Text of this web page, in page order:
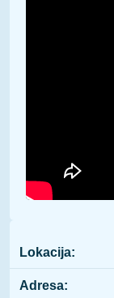
Lokacija:
Adresa: